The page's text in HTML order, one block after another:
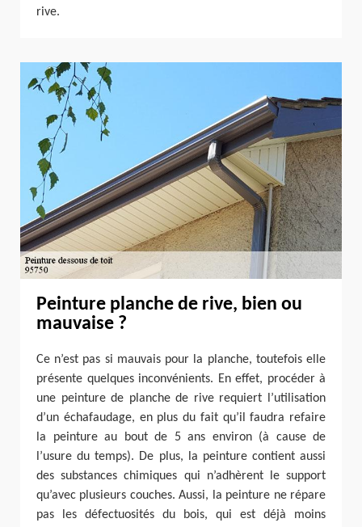
rive.
Peinture planche de rive, bien ou
mauvaise ?
Ce n’est pas si mauvais pour la planche, toutefois elle
présente quelques inconvénients. En effet, procéder à
une peinture de planche de rive requiert l’utilisation
d’un échafaudage, en plus du fait qu’il faudra refaire
la peinture au bout de 5 ans environ (à cause de
l’usure du temps). De plus, la peinture contient aussi
des substances chimiques qui n’adhèrent le support
qu’avec plusieurs couches. Aussi, la peinture ne répare
pas les défectuosités du bois, qui est déjà moins